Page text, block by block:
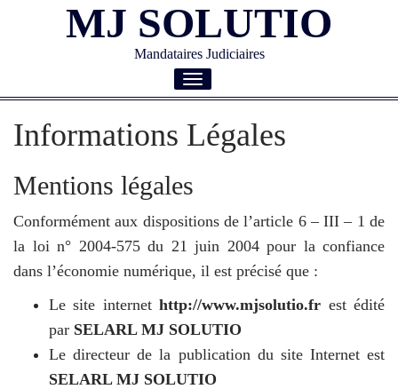
MJ SOLUTIO
Mandataires Judiciaires
Toggle
Informations Légales
Mentions légales
Conformément aux dispositions de l’article 6 – III – 1 de
la loi n° 2004-575 du 21 juin 2004 pour la confiance
dans l’économie numérique, il est précisé que :
Le site internethttp://www.mjsolutio.fr est édité
par SELARL MJ SOLUTIO
Le directeur de la publication du site Internet est
SELARL MJ SOLUTIO